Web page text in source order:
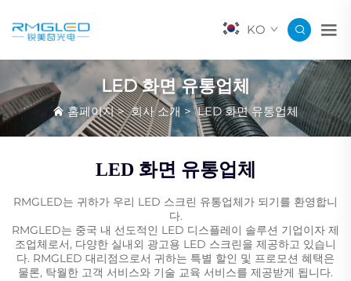
KO
LED 화면 유통업체
홈페이지>회사 소개 >LED 화면 유통업체
LED 화면 유통업체
RMGLED는 귀하가 우리 LED 스크린 유통업체가 되기를 환영합니
다.
RMGLED는 중국 내 선도적인 LED 디스플레이 솔루션 기업이자 제
조업체로서, 다양한 실내외 광고용 LED 스크린을 제공하고 있습니
다. RMGLED 대리점으로서 귀하는 특별 할인 및 프로모션 혜택은
물론, 탁월한 고객 서비스와 기술 교육 서비스를 제공받게 됩니다.